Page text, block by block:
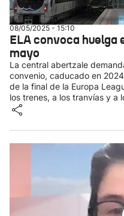
08/05/2025 - 15:10
ELA convoca huelga
mayo
La central abertzale
convenio, caducado en
de la final de la Europa
los trenes, a los tranvías y a